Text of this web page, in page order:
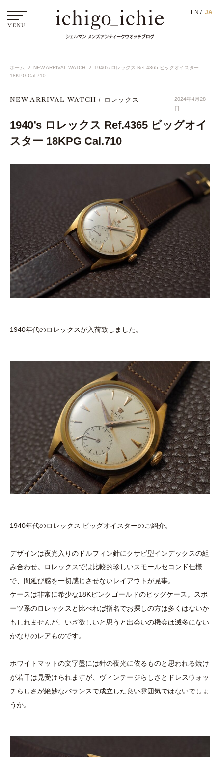
ホーム NEW ARRIVAL WATCH
1940’s ロレックス Ref.4365 ビッグオイスター
18KPG Cal.710
NEW ARRIVAL WATCH ロレックス
2024年4月28
日
1940’s ロレックス Ref.4365 ビッグオイ
スター 18KPG Cal.710
1940年代のロレックスが入荷致しました。
1940年代のロレックス ビッグオイスターのご紹介。
デザインは夜光入りのドルフィン針にクサビ型インデックスの組
み合わせ。ロレックスでは比較的珍しいスモールセコンド仕様
で、間延び感を一切感じさせないレイアウトが見事。
ケースは非常に希少な18Kピンクゴールドのビッグケース。スポ
ーツ系のロレックスと比べれば指名でお探しの方は多くはないか
もしれませんが、いざ欲しいと思うと出会いの機会は滅多にない
かなりのレアものです。
ホワイトマットの文字盤には針の夜光に依るものと思われる焼け
が若干は見受けられますが、ヴィンテージらしさとドレスウォッ
チらしさが絶妙なバランスで成立した良い雰囲気ではないでしょ
うか。
EN JA